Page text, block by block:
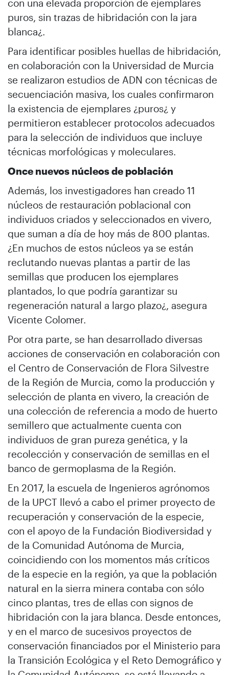
con una elevada proporción de ejemplares
puros, sin trazas de hibridación con la jara
blanca¿.
Para identificar posibles huellas de hibridación,
en colaboración con la Universidad de Murcia
se realizaron estudios de ADN con técnicas de
secuenciación masiva, los cuales confirmaron
la existencia de ejemplares ¿puros¿ y
permitieron establecer protocolos adecuados
para la selección de individuos que incluye
técnicas morfológicas y moleculares.
Once nuevos núcleos de población
Además, los investigadores han creado 11
núcleos de restauración poblacional con
individuos criados y seleccionados en vivero,
que suman a día de hoy más de 800 plantas.
¿En muchos de estos núcleos ya se están
reclutando nuevas plantas a partir de las
semillas que producen los ejemplares
plantados, lo que podría garantizar su
regeneración natural a largo plazo¿, asegura
Vicente Colomer.
Por otra parte, se han desarrollado diversas
acciones de conservación en colaboración con
el Centro de Conservación de Flora Silvestre
de la Región de Murcia, como la producción y
selección de planta en vivero, la creación de
una colección de referencia a modo de huerto
semillero que actualmente cuenta con
individuos de gran pureza genética, y la
recolección y conservación de semillas en el
banco de germoplasma de la Región.
En 2017, la escuela de Ingenieros agrónomos
de la UPCT llevó a cabo el primer proyecto de
recuperación y conservación de la especie,
con el apoyo de la Fundación Biodiversidad y
de la Comunidad Autónoma de Murcia,
coincidiendo con los momentos más críticos
de la especie en la región, ya que la población
natural en la sierra minera contaba con sólo
cinco plantas, tres de ellas con signos de
hibridación con la jara blanca. Desde entonces,
y en el marco de sucesivos proyectos de
conservación financiados por el Ministerio para
la Transición Ecológica y el Reto Demográfico y